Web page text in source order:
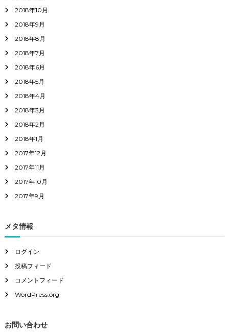
2018年10月
2018年9月
2018年8月
2018年7月
2018年6月
2018年5月
2018年4月
2018年3月
2018年2月
2018年1月
2017年12月
2017年11月
2017年10月
2017年9月
メタ情報
ログイン
投稿フィード
コメントフィード
WordPress.org
お問い合わせ